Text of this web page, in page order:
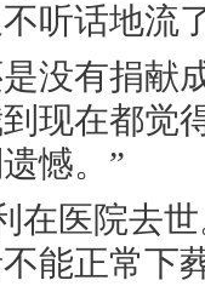
听话地流
有捐献
现在都觉
憾。”
医院去世
能正常下